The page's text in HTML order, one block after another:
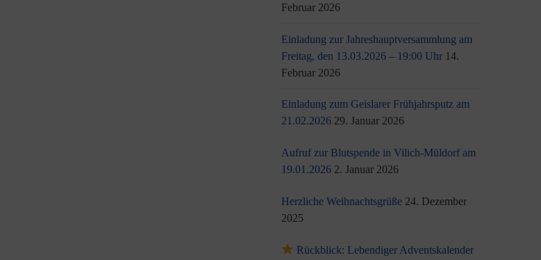
Februar 2026
Einladung zur Jahreshauptversammlung am
Freitag, den 13.03.2026 – 19:00 Uhr 14.
Februar 2026
Einladung zum Geislarer Frühjahrsputz am
21.02.2026 29. Januar 2026
Aufruf zur Blutspende in Vilich-Müldorf am
19.01.2026 2. Januar 2026
Herzliche Weihnachtsgrüße 24. Dezember
2025
Rückblick: Lebendiger Adventskalender